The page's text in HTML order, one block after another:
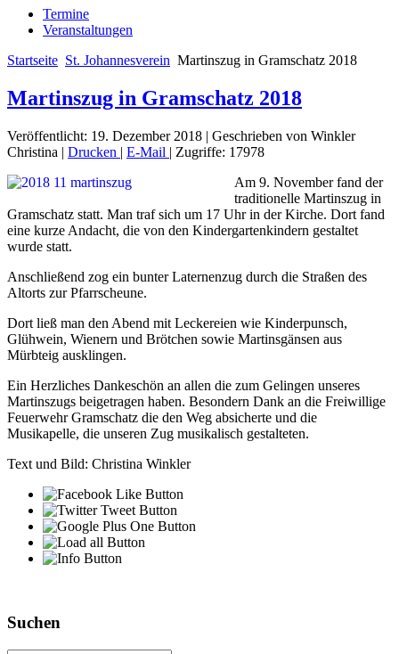
Termine
Veranstaltungen
Startseite St. Johannesverein Martinszug in Gramschatz 2018
Martinszug in Gramschatz 2018
Veröffentlicht: 19. Dezember 2018 | Geschrieben von Winkler
Christina | Drucken | E-Mail | Zugriffe: 17978
Am 9. November fand der
traditionelle Martinszug in
Gramschatz statt. Man traf sich um 17 Uhr in der Kirche. Dort fand
eine kurze Andacht, die von den Kindergartenkindern gestaltet
wurde statt.
Anschließend zog ein bunter Laternenzug durch die Straßen des
Altorts zur Pfarrscheune.
Dort ließ man den Abend mit Leckereien wie Kinderpunsch,
Glühwein, Wienern und Brötchen sowie Martinsgänsen aus
Mürbteig ausklingen.
Ein Herzliches Dankeschön an allen die zum Gelingen unseres
Martinszugs beigetragen haben. Besondern Dank an die Freiwillige
Feuerwehr Gramschatz die den Weg absicherte und die
Musikapelle, die unseren Zug musikalisch gestalteten.
Text und Bild: Christina Winkler
Suchen